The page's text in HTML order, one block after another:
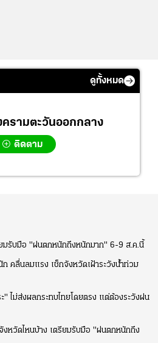
ดูทั้งหมด
ครามตะวันออกกลาง
ติดตาม
มรับมือ "ฝนตกหนักถึงหนักมาก" 6-9 ส.ค.นี้
คลื่นลมแรง เช็กจังหวัดเฝ้าระวังน้ำท่วม
ไม่ส่งผลกระทบไทยโดยตรง แต่ต้องระวังฝน
หวัดไหนบ้าง เตรียมรับมือ "ฝนตกหนักถึง